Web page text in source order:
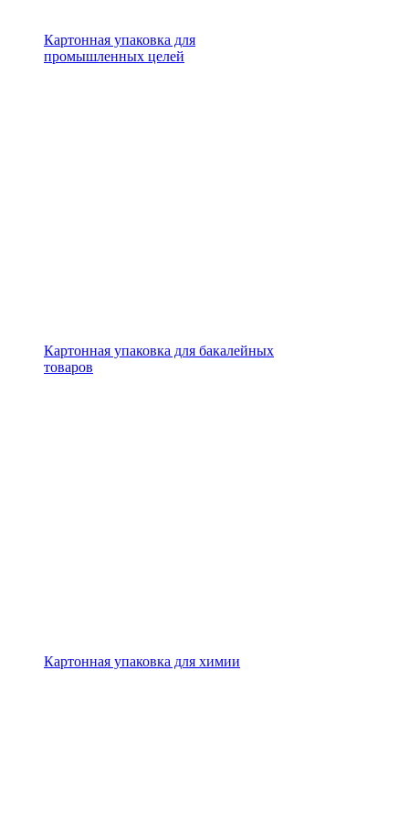
Картонная упаковка для
промышленных целей
Картонная упаковка для бакалейных
товаров
Картонная упаковка для химии